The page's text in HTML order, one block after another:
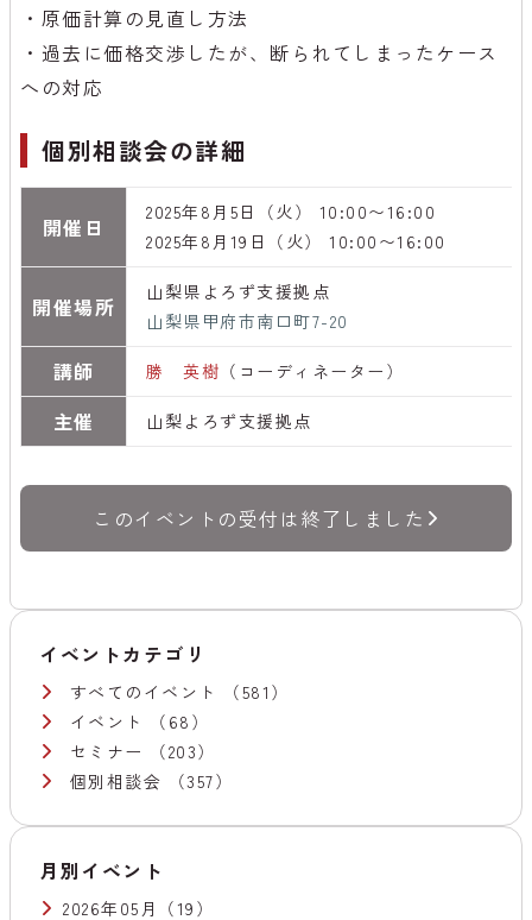
・原価計算の見直し方法
・過去に価格交渉したが、断られてしまったケース
への対応
個別相談会の詳細
開催日
2025年8月5日（火） 10:00〜16:00
2025年8月19日（火） 10:00〜16:00
開催場所
山梨県よろず支援拠点
山梨県甲府市南口町7-20
講師 勝 英樹 （コーディネーター）
主催 山梨よろず支援拠点
このイベントの受付は終了しました
イベントカテゴリ
すべてのイベント
（581）
イベント
（68）
セミナー
（203）
個別相談会
（357）
月別イベント
2026年05月 （19）